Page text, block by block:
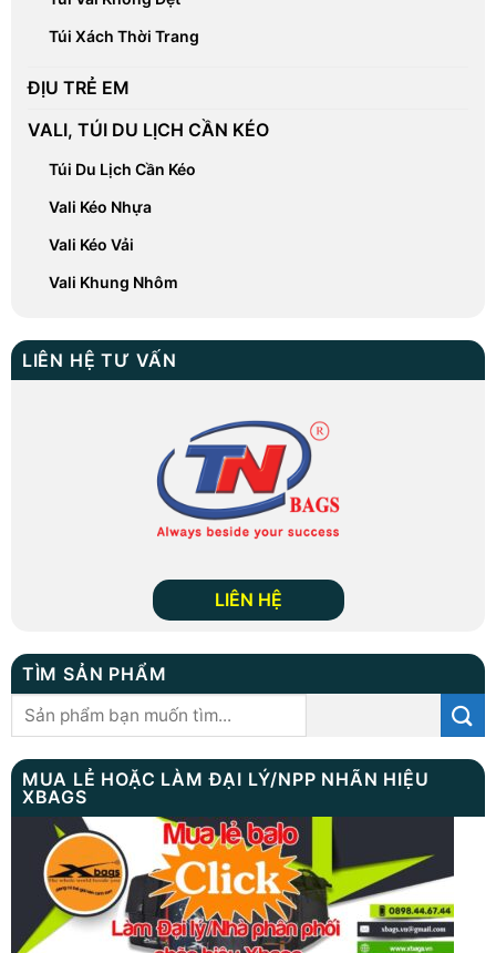
Túi Xách Thời Trang
ĐỊU TRẺ EM
VALI, TÚI DU LỊCH CẦN KÉO
Túi Du Lịch Cần Kéo
Vali Kéo Nhựa
Vali Kéo Vải
Vali Khung Nhôm
LIÊN HỆ TƯ VẤN
LIÊN HỆ
TÌM SẢN PHẨM
Tìm
kiếm:
MUA LẺ HOẶC LÀM ĐẠI LÝ/NPP NHÃN HIỆU
XBAGS